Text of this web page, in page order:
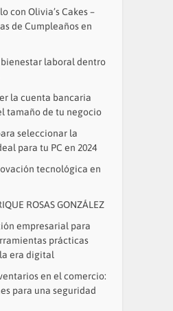
con Olivia’s Cakes –
de Cumpleaños en
laboral dentro
la cuenta bancaria
tamaño de tu negocio
seleccionar la
para tu PC en 2024
tecnológica en
ROSAS GONZÁLEZ
empresarial para
prácticas
era digital
en el comercio:
para una seguridad